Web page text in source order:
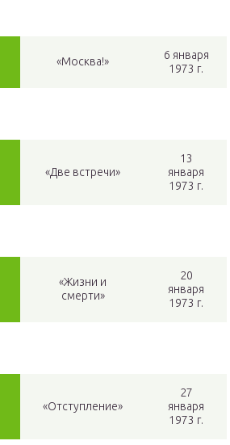
«Москва!»
6 января
1973 г.
«Две встречи»
13
января
1973 г.
«Жизни и
смерти»
20
января
1973 г.
«Отступление»
27
января
1973 г.